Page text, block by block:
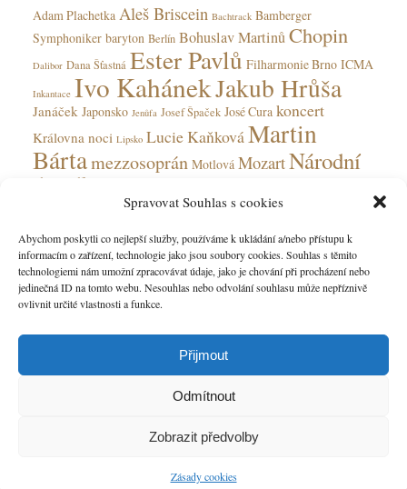
Spravovat Souhlas s cookies
Abychom poskytli co nejlepší služby, používáme k ukládání a/nebo přístupu k
informacím o zařízení, technologie jako jsou soubory cookies. Souhlas s těmito
technologiemi nám umožní zpracovávat údaje, jako je chování při procházení nebo
jedinečná ID na tomto webu. Nesouhlas nebo odvolání souhlasu může nepříznivě
ovlivnit určité vlastnosti a funkce.
Přijmout
Odmítnout
Zobrazit předvolby
Zásady cookies
s
Adam Plachetka Aleš Briscein Bachtrack Bamberger
Symphoniker baryton Berlín Bohuslav MartinůChopin
Dalibor Dana Šťastná Ester Pavlů Filharmonie Brno ICMA
Inkantace Ivo KahánekJakub Hrůša
Janáček Japonsko Jenůfa Josef Špaček José Cura koncert
Královna noci Lipsko Lucie KaňkováMartin
Bártamezzosoprán Motlová MozartNárodní
divadlo
Ohnivý andělOlga Jelínková
Ostrava Peter Valentovič Prokofjev Rudolfinum
Saarbrücken soprán Státní opera tenorista Verdi Česká
filharmonie
O nás Umělecká spolupráce